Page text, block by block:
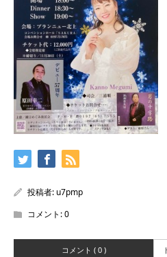
投稿者: u7pmp
コメント:0
コメント ( 0 )